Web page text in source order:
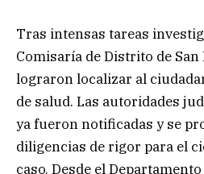
Tras intensas tareas
Comisaría de Distrito de
lograron localizar al
de salud. Las autoridades
ya fueron notificadas y se
diligencias de rigor para el
caso. Desde el